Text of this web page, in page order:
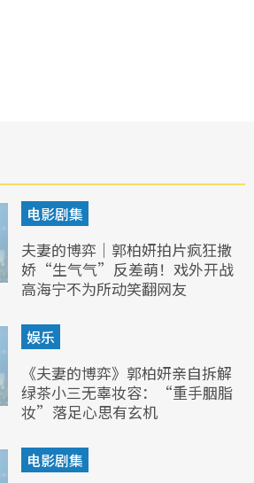
电影剧集
夫妻的博弈｜郭柏妍拍片疯狂撒
娇“生气气”反差萌！戏外开战
高海宁不为所动笑翻网友
娱乐
《夫妻的博弈》郭柏妍亲自拆解
绿茶小三无辜妆容：“重手胭脂
妆”落足心思有玄机
电影剧集